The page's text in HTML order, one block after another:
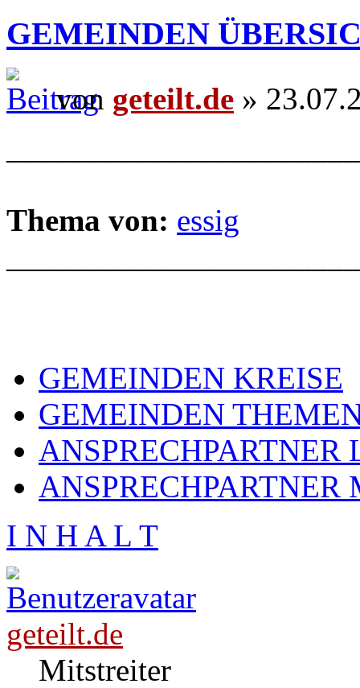
GEMEINDEN
von geteilt.de »
Thema von: essig
GEMEINDEN KREISE
GEMEINDEN
ANSPRECHPARTNER
ANSPRECHPARTNER
I N H A L T
geteilt.de
Mitstreiter